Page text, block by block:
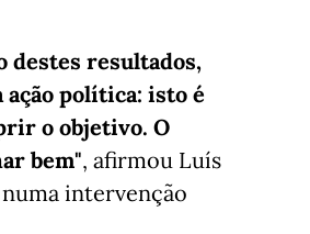
destes resultados,
ação política: isto é
o objetivo. O
bem", afirmou Luís
intervenção